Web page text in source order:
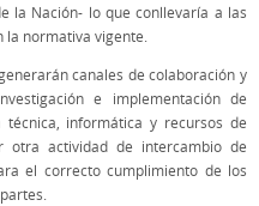
la Nación- lo que conllevaría a las
la normativa vigente.
canales de colaboración y
e implementación de
técnica, informática y recursos de
otra actividad de intercambio de
el correcto cumplimiento de los